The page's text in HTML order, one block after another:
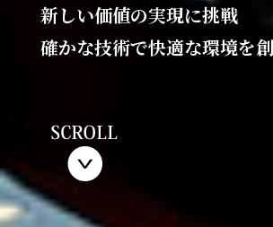
新しい価値の実現に挑戦
確かな技術で快適な環境を